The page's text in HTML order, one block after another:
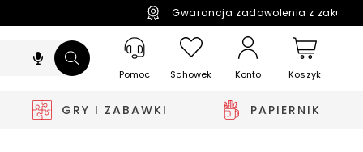
Gwarancja zadowolenia z
Pomoc Schowek Konto Koszyk
GRY I ZABAWKI PAPIERNIK